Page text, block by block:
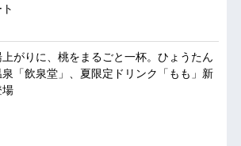
上がりに、桃をまるごと一杯。ひょうたん
泉「飲泉堂」、夏限定ドリンク「もも」新
場